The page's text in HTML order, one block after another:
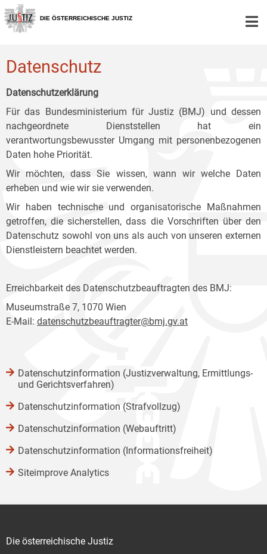
Zur
Hauptnavigation
[1]
Zum
Inhalt
[2]
Zum
Untermenü
[3]
DIE ÖSTERREICHISCHE JUSTIZ
Datenschutz
Datenschutzerklärung
Für das Bundesministerium für Justiz (BMJ) und dessen
nachgeordnete Dienststellen hat ein
verantwortungsbewusster Umgang mit personenbezogenen
Daten hohe Priorität.
Wir möchten, dass Sie wissen, wann wir welche Daten
erheben und wie wir sie verwenden.
Wir haben technische und organisatorische Maßnahmen
getroffen, die sicherstellen, dass die Vorschriften über den
Datenschutz sowohl von uns als auch von unseren externen
Dienstleistern beachtet werden.
Erreichbarkeit des Datenschutzbeauftragten des BMJ:
Museumstraße 7, 1070 Wien
E-Mail: datenschutzbeauftragter@bmj.gv.at
Datenschutzinformation (Justizverwaltung, Ermittlungs-
und Gerichtsverfahren)
Datenschutzinformation (Strafvollzug)
Datenschutzinformation (Webauftritt)
Datenschutzinformation (Informationsfreiheit)
Siteimprove Analytics
Die österreichische Justiz